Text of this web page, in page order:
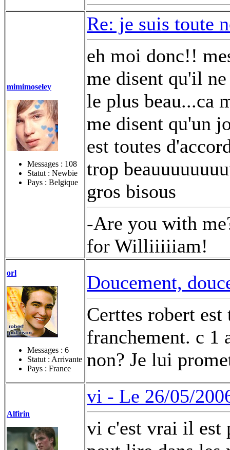
mimimoseley
Messages : 108
Statut : Newbie
Pays : Belgique
Re: je suis toute
eh moi donc!!
me disent qu'il
le plus beau...ca
me disent qu'un
est toutes
trop
gros bisous
-Are you with
for Williiiiiam!
orl
Messages : 6
Statut : Arrivante
Pays : France
Doucement,
Certtes robert
franchement. c 1
non? Je lui
Alfirin
vi - Le 26/05/
vi c'est vrai il est